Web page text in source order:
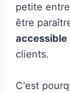
petite
être
accessible
clients.
C'est